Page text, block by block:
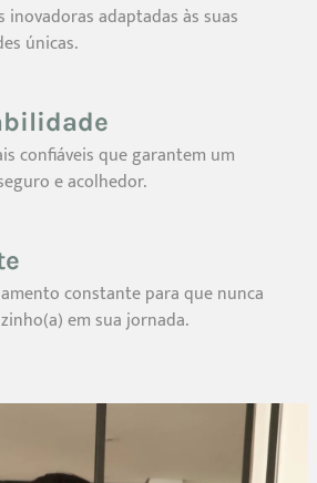
inovadoras adaptadas às suas
únicas.
confiáveis que garantem um
e acolhedor.
constante para que nunca
em sua jornada.